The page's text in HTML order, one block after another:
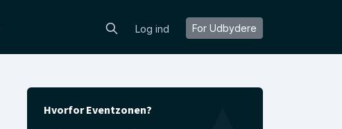
Log ind For Udbydere
Hvorfor Eventzonen?